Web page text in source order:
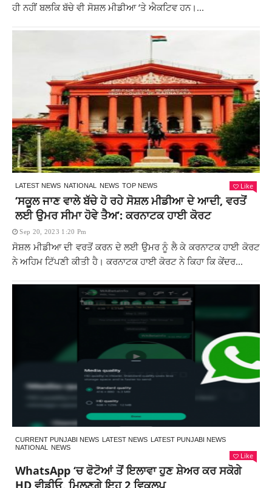
ਹੀ ਨਹੀਂ ਬਲਕਿ ਬੱਚੇ ਵੀ ਸੋਸ਼ਲ ਮੀਡੀਆ ‘ਤੇ ਐਕਟਿਵ ਹਨ।...
LATEST NEWS NATIONAL NEWS TOP NEWS Like
‘ਸਕੂਲ ਜਾਣ ਵਾਲੇ ਬੱਚੇ ਹੋ ਰਹੇ ਸੋਸ਼ਲ ਮੀਡੀਆ ਦੇ ਆਦੀ, ਵਰਤੋਂ
ਲਈ ਉਮਰ ਸੀਮਾ ਹੋਵੇ ਤੈਅ’: ਕਰਨਾਟਕ ਹਾਈ ਕੋਰਟ
Sep 20, 2023 1:20 Pm
ਸੋਸ਼ਲ ਮੀਡੀਆ ਦੀ ਵਰਤੋਂ ਕਰਨ ਦੇ ਲਈ ਉਮਰ ਨੂੰ ਲੈ ਕੇ ਕਰਨਾਟਕ ਹਾਈ ਕੋਰਟ
ਨੇ ਅਹਿਮ ਟਿੱਪਣੀ ਕੀਤੀ ਹੈ। ਕਰਨਾਟਕ ਹਾਈ ਕੋਰਟ ਨੇ ਕਿਹਾ ਕਿ ਕੇਂਦਰ...
CURRENT PUNJABI NEWS LATEST NEWS LATEST PUNJABI NEWS
NATIONAL
NEWS
Like
WhatsApp ‘ਚ ਫੋਟੋਆਂ ਤੋਂ ਇਲਾਵਾ ਹੁਣ ਸ਼ੇਅਰ ਕਰ ਸਕੋਗੇ
HD ਵੀਡੀਓ, ਮਿਲਣਗੇ ਇਹ 2 ਵਿਕਲਪ